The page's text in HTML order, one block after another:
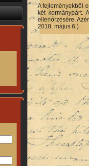
A fejleményekből
két kormánypárt.
ellenőrzésére.
2018. május 6.)